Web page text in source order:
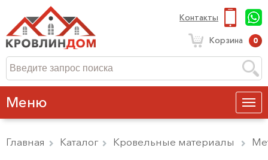
Контакты
Корзина 0
Меню
Главная Каталог Кровельные материалы